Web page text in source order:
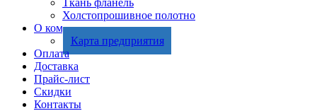
Ткань фланель
Холстопрошивное полотно
О компании
Карта предприятия
Оплата
Доставка
Прайс-лист
Скидки
Контакты